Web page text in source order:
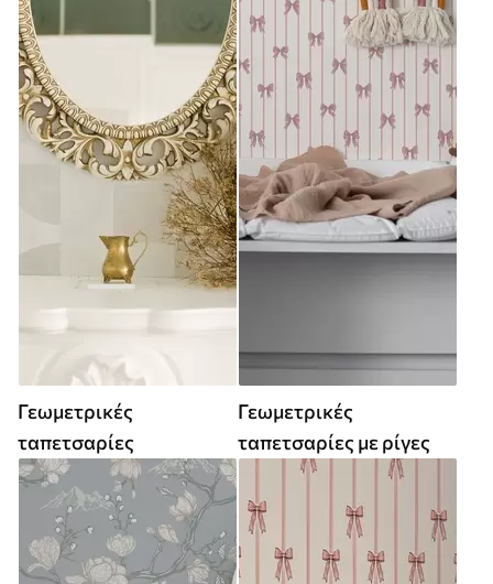
Γεωμετρικές
ταπετσαρίες
Γεωμετρικές
ταπετσαρίες με ρίγες